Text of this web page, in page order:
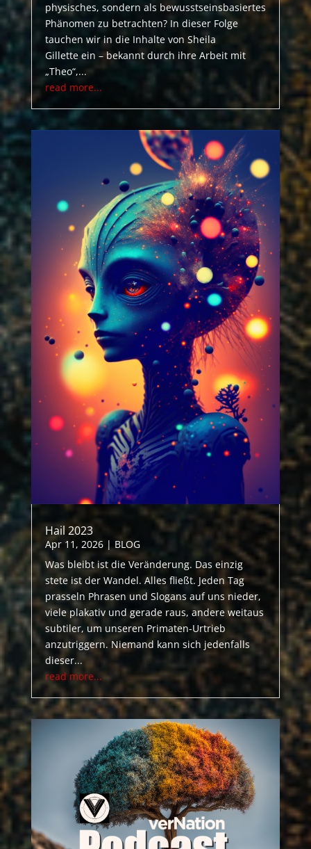
physisches, sondern als bewusstseinsbasiertes
Phänomen zu betrachten? In dieser Folge
tauchen wir in die Inhalte von Sheila
Gillette ein – bekannt durch ihre Arbeit mit
„Theo“,...
read more...
Hail 2023
Apr 11, 2026| BLOG
Was bleibt ist die Veränderung. Das einzig
stete ist der Wandel. Alles fließt. Jeden Tag
prasseln Phrasen und Slogans auf uns nieder,
viele plakativ und gerade raus, andere weitaus
subtiler, um unseren Primaten-Urtrieb
anzutriggern. Niemand kann sich jedenfalls
dieser...
read more...